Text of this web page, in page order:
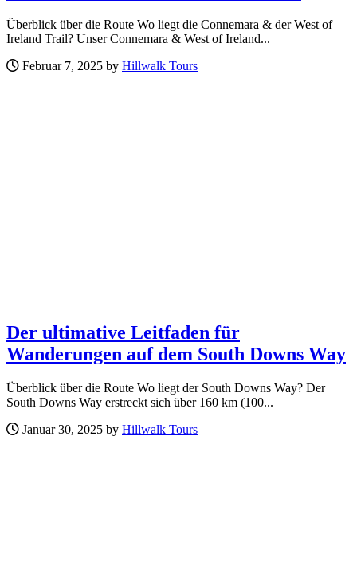
Überblick über die Route Wo liegt die Connemara & der West of
Ireland Trail? Unser Connemara & West of Ireland...
Februar 7, 2025 by Hillwalk Tours
Der ultimative Leitfaden für
Wanderungen auf dem South Downs Way
Überblick über die Route Wo liegt der South Downs Way? Der
South Downs Way erstreckt sich über 160 km (100...
Januar 30, 2025 by Hillwalk Tours